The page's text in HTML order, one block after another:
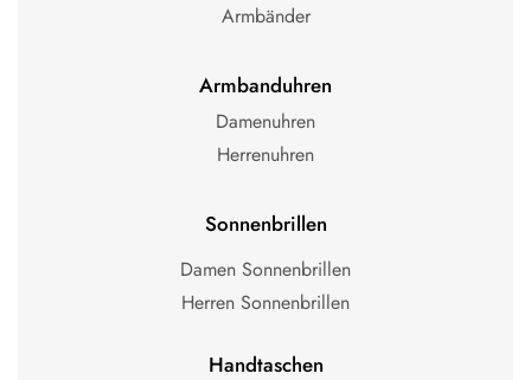
Armbänder
Armbanduhren
Damenuhren
Herrenuhren
Sonnenbrillen
Damen Sonnenbrillen
Herren Sonnenbrillen
Handtaschen